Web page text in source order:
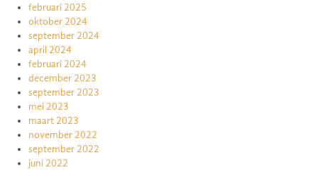
februari 2025
oktober 2024
september 2024
april 2024
februari 2024
december 2023
september 2023
mei 2023
maart 2023
november 2022
september 2022
juni 2022